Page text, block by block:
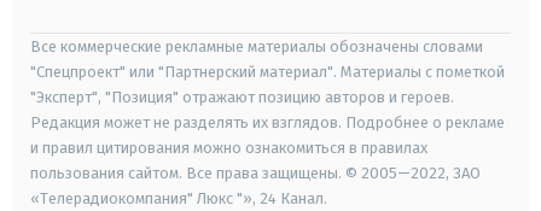
Все коммерческие рекламные материалы обозначены словами
"Спецпроект" или "Партнерский материал". Материалы с пометкой
"Эксперт", "Позиция" отражают позицию авторов и героев.
Редакция может не разделять их взглядов. Подробнее о рекламе
и правил цитирования можно ознакомиться в правилах
пользования сайтом. Все права защищены. © 2005—2022, ЗАО
«Телерадиокомпания" Люкс "», 24 Канал.